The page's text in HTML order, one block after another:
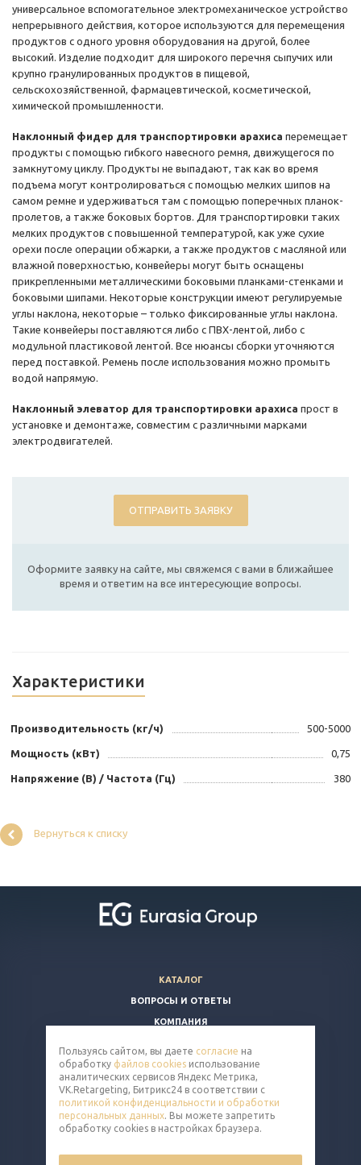
универсальное вспомогательное электромеханическое устройство
непрерывного действия, которое используются для перемещения
продуктов с одного уровня оборудования на другой, более
высокий. Изделие подходит для широкого перечня сыпучих или
крупно гранулированных продуктов в пищевой,
сельскохозяйственной, фармацевтической, косметической,
химической промышленности.
Наклонный фидер для транспортировки арахиса перемещает
продукты с помощью гибкого навесного ремня, движущегося по
замкнутому циклу. Продукты не выпадают, так как во время
подъема могут контролироваться с помощью мелких шипов на
самом ремне и удерживаться там с помощью поперечных планок-
пролетов, а также боковых бортов. Для транспортировки таких
мелких продуктов с повышенной температурой, как уже сухие
орехи после операции обжарки, а также продуктов с масляной или
влажной поверхностью, конвейеры могут быть оснащены
прикрепленными металлическими боковыми планками-стенками и
боковыми шипами. Некоторые конструкции имеют регулируемые
углы наклона, некоторые – только фиксированные углы наклона.
Такие конвейеры поставляются либо с ПВХ-лентой, либо с
модульной пластиковой лентой. Все нюансы сборки уточняются
перед поставкой. Ремень после использования можно промыть
водой напрямую.
Наклонный элеватор для транспортировки арахиса прост в
установке и демонтаже, совместим с различными марками
электродвигателей.
ОТПРАВИТЬ ЗАЯВКУ
Оформите заявку на сайте, мы свяжемся с вами в ближайшее
время и ответим на все интересующие вопросы.
Характеристики
Производительность (кг/ч) 500-5000
Мощность (кВт) 0,75
Напряжение (В) / Частота (Гц) 380
Вернуться к списку
КАТАЛОГ
ВОПРОСЫ И ОТВЕТЫ
КОМПАНИЯ
8 (800) 350-86-91
Пользуясь сайтом, вы даете согласие на
обработку файлов cookies использование
аналитических сервисов Яндекс Метрика,
VK.Retargeting, Битрикс24 в соответствии с
политикой конфиденциальности и обработки
персональных данных. Вы можете запретить
обработку cookies в настройках браузера.